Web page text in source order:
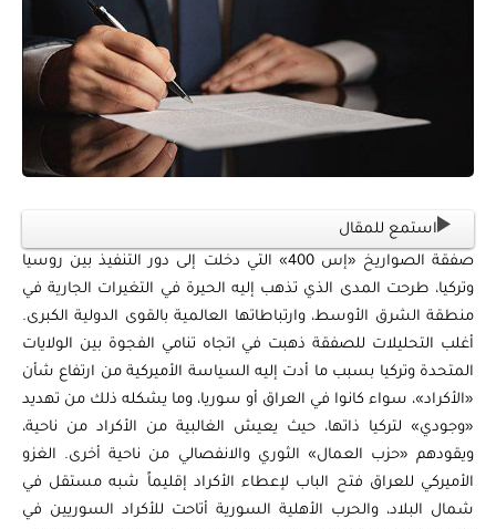
استمع للمقال
صفقة الصواريخ «إس 400» التي دخلت إلى دور التنفيذ بين روسيا
وتركيا، طرحت المدى الذي تذهب إليه الحيرة في التغيرات الجارية في
منطقة الشرق الأوسط، وارتباطاتها العالمية بالقوى الدولية الكبرى.
أغلب التحليلات للصفقة ذهبت في اتجاه تنامي الفجوة بين الولايات
المتحدة وتركيا بسبب ما أدت إليه السياسة الأميركية من ارتفاع شأن
«الأكراد»، سواء كانوا في العراق أو سوريا، وما يشكله ذلك من تهديد
«وجودي» لتركيا ذاتها، حيث يعيش الغالبية من الأكراد من ناحية،
ويقودهم «حزب العمال» الثوري والانفصالي من ناحية أخرى. الغزو
الأميركي للعراق فتح الباب لإعطاء الأكراد إقليماً شبه مستقل في
شمال البلاد، والحرب الأهلية السورية أتاحت للأكراد السوريين في